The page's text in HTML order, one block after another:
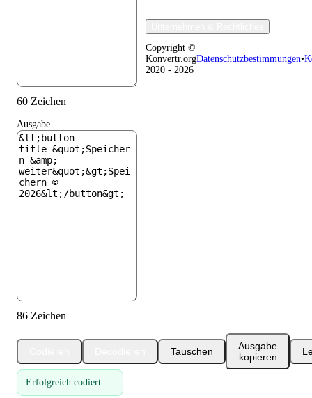
60 Zeichen
Ausgabe
86 Zeichen
Tauschen
Ausgabe
kopieren
Erfolgreich codiert.
Copyright ©
Konvertr.org
2020 - 2026
Datenschutzbestimmungen•